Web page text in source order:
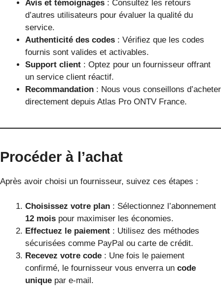
Avis et témoignages : Consultez les retours
d’autres utilisateurs pour évaluer la qualité du
service.
Authenticité des codes : Vérifiez que les codes
fournis sont valides et activables.
Support client : Optez pour un fournisseur offrant
un service client réactif.
Recommandation : Nous vous conseillons d’acheter
directement depuis Atlas Pro ONTV France.
Procéder à l’achat
Après avoir choisi un fournisseur, suivez ces étapes :
Choisissez votre plan : Sélectionnez l’abonnement
12 mois pour maximiser les économies.
Effectuez le paiement : Utilisez des méthodes
sécurisées comme PayPal ou carte de crédit.
Recevez votre code : Une fois le paiement
confirmé, le fournisseur vous enverra un code
unique par e-mail.